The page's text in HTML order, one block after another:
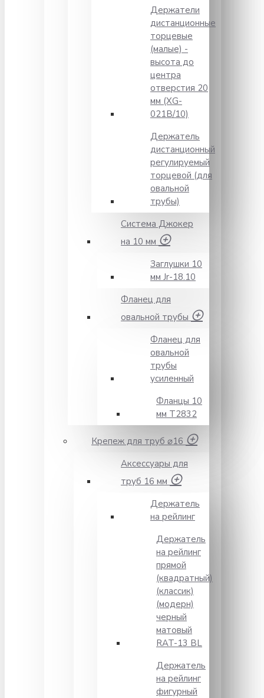
Держатели
дистанционные
торцевые
(малые) -
высота до
центра
отверстия 20
мм (XG-
021B/10)
Держатель
дистанционный
регулируемый
торцевой (для
овальной
трубы)
Система Джокер
на 10 мм
Заглушки 10
мм Jr-18.10
Фланец для
овальной трубы
Фланец для
овальной
трубы
усиленный
Фланцы 10
мм Т2832
Крепеж для труб ⌀16
Аксессуары для
труб 16 мм
Держатель
на рейлинг
Держатель
на рейлинг
прямой
(квадратный)
(классик)
(модерн)
черный
матовый
RAT-13 BL
Держатель
на рейлинг
фигурный